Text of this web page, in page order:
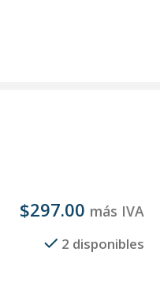
$297.00 más IVA
2 disponibles